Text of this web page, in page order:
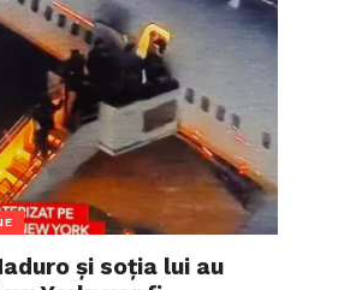
și soția lui au